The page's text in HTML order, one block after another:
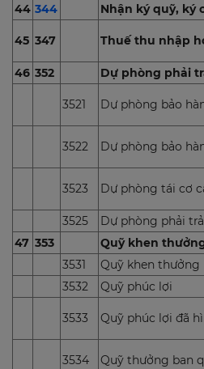
44 344 Nhận ký quỹ, ký
45 347 Thuế thu nhập
46 352 Dự phòng phải
3521 Dự phòng bảo
3522 Dự phòng bảo
3523 Dự phòng tái cơ
3525
Dự phòng phải
47 353
Quỹ khen
3531
Quỹ khen thưởng
3532
Quỹ phúc lợi
3533 Quỹ phúc lợi đã
3534 Quỹ thưởng ban